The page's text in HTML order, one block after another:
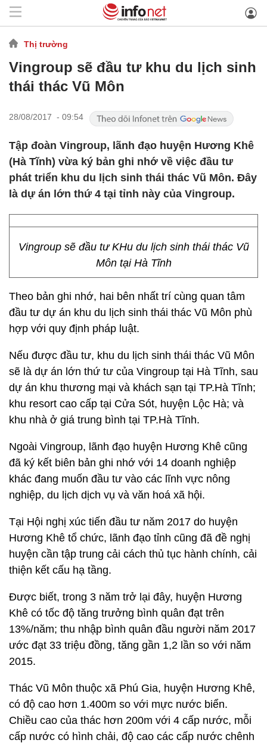
Thị trường
Vingroup sẽ đầu tư khu du lịch sinh
thái thác Vũ Môn
28/08/2017 - 09:54
Tập đoàn Vingroup, lãnh đạo huyện Hương Khê
(Hà Tĩnh) vừa ký bản ghi nhớ về việc đầu tư
phát triển khu du lịch sinh thái thác Vũ Môn. Đây
là dự án lớn thứ 4 tại tỉnh này của Vingroup.
Vingroup sẽ đầu tư KHu du lịch sinh thái thác Vũ
Môn tại Hà Tĩnh
Theo bản ghi nhớ, hai bên nhất trí cùng quan tâm
đầu tư dự án khu du lịch sinh thái thác Vũ Môn phù
hợp với quy định pháp luật.
Nếu được đầu tư, khu du lịch sinh thái thác Vũ Môn
sẽ là dự án lớn thứ tư của Vingroup tại Hà Tĩnh, sau
dự án khu thương mại và khách sạn tại TP.Hà Tĩnh;
khu resort cao cấp tại Cửa Sót, huyện Lộc Hà; và
khu nhà ở giá trung bình tại TP.Hà Tĩnh.
Ngoài Vingroup, lãnh đạo huyện Hương Khê cũng
đã ký kết biên bản ghi nhớ với 14 doanh nghiệp
khác đang muốn đầu tư vào các lĩnh vực nông
nghiệp, du lịch dịch vụ và văn hoá xã hội.
Tại Hội nghị xúc tiến đầu tư năm 2017 do huyện
Hương Khê tổ chức, lãnh đạo tỉnh cũng đã đề nghị
huyện cần tập trung cải cách thủ tục hành chính, cải
thiện kết cấu hạ tầng.
Được biết, trong 3 năm trở lại đây, huyện Hương
Khê có tốc độ tăng trưởng bình quân đạt trên
13%/năm; thu nhập bình quân đầu người năm 2017
ước đạt 33 triệu đồng, tăng gần 1,2 lần so với năm
2015.
Thác Vũ Môn thuộc xã Phú Gia, huyện Hương Khê,
có độ cao hơn 1.400m so với mực nước biển.
Chiều cao của thác hơn 200m với 4 cấp nước, mỗi
cấp nước có hình chải, độ cao các cấp nước chênh